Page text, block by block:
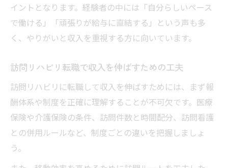
イントとなります。経験者の中には「自分らしいペース
で働ける」「頑張りが給与に直結する」という声も多
く、やりがいと収入を重視する方に向いています。
訪問リハビリ転職で収入を伸ばすための工夫
訪問リハビリに転職して収入を伸ばすためには、まず報
酬体系や制度を正確に理解することが不可欠です。医療
保険や介護保険の条件、訪問件数と時間配分、訪問看護
との併用ルールなど、制度ごとの違いを把握しましょ
う。